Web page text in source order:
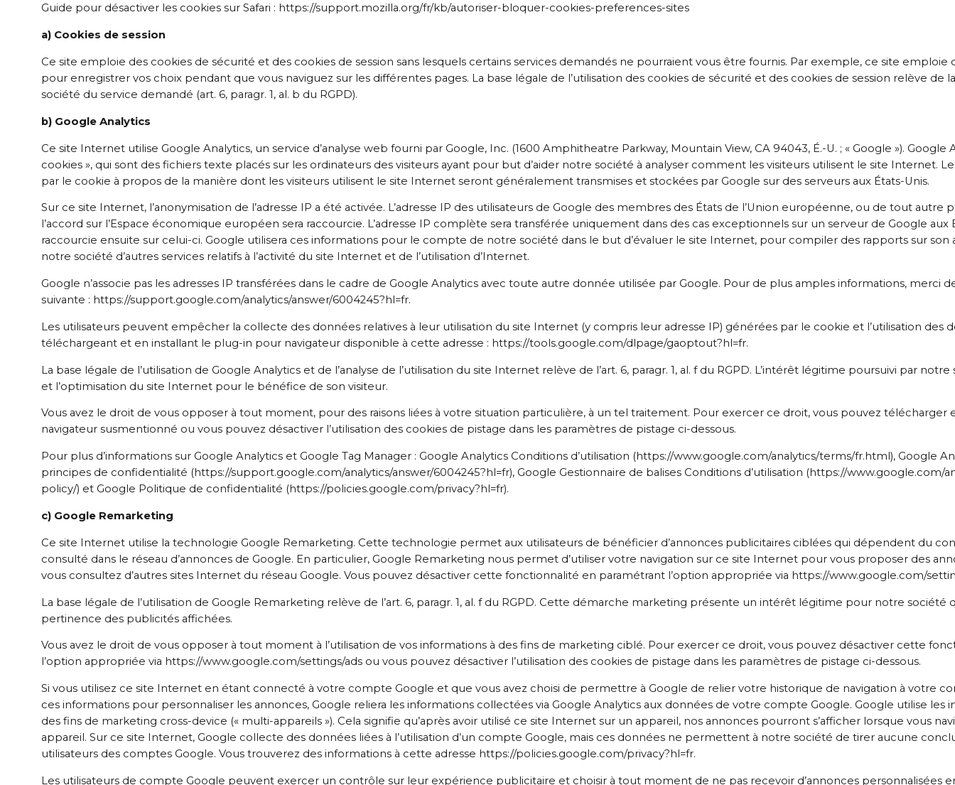
Guide pour désactiver les cookies sur Safari : https://support.mozilla.org/fr/kb/autoriser-bloquer-cookies-preferences-sites
a) Cookies de session
Ce site emploie des cookies de sécurité et des cookies de session sans lesquels certains services demandés ne pourraient vous être fournis. Par exemple, ce site emploie
pour enregistrer vos choix pendant que vous naviguez sur les différentes pages. La base légale de l’utilisation des cookies de sécurité et des cookies de session relève de
société du service demandé (art. 6, paragr. 1, al. b du RGPD).
b) Google Analytics
Ce site Internet utilise Google Analytics, un service d’analyse web fourni par Google, Inc. (1600 Amphitheatre Parkway, Mountain View, CA 94043, É.-U. ; « Google »). Google
cookies », qui sont des fichiers texte placés sur les ordinateurs des visiteurs ayant pour but d’aider notre société à analyser comment les visiteurs utilisent le site Internet.
par le cookie à propos de la manière dont les visiteurs utilisent le site Internet seront généralement transmises et stockées par Google sur des serveurs aux États-Unis.
Sur ce site Internet, l’anonymisation de l’adresse IP a été activée. L’adresse IP des utilisateurs de Google des membres des États de l’Union européenne, ou de tout autre
l’accord sur l’Espace économique européen sera raccourcie. L’adresse IP complète sera transférée uniquement dans des cas exceptionnels sur un serveur de Google aux
raccourcie ensuite sur celui-ci. Google utilisera ces informations pour le compte de notre société dans le but d’évaluer le site Internet, pour compiler des rapports sur son
notre société d’autres services relatifs à l’activité du site Internet et de l’utilisation d’Internet.
Google n’associe pas les adresses IP transférées dans le cadre de Google Analytics avec toute autre donnée utilisée par Google. Pour de plus amples informations, merci
suivante : https://support.google.com/analytics/answer/6004245?hl=fr.
Les utilisateurs peuvent empêcher la collecte des données relatives à leur utilisation du site Internet (y compris leur adresse IP) générées par le cookie et l’utilisation des
téléchargeant et en installant le plug-in pour navigateur disponible à cette adresse : https://tools.google.com/dlpage/gaoptout?hl=fr.
La base légale de l’utilisation de Google Analytics et de l’analyse de l’utilisation du site Internet relève de l’art. 6, paragr. 1, al. f du RGPD. L’intérêt légitime poursuivi par
et l’optimisation du site Internet pour le bénéfice de son visiteur.
Vous avez le droit de vous opposer à tout moment, pour des raisons liées à votre situation particulière, à un tel traitement. Pour exercer ce droit, vous pouvez
navigateur susmentionné ou vous pouvez désactiver l’utilisation des cookies de pistage dans les paramètres de pistage ci-dessous.
Pour plus d’informations sur Google Analytics et Google Tag Manager : Google Analytics Conditions d’utilisation (https://www.google.com/analytics/terms/fr.html), Google
principes de confidentialité (https://support.google.com/analytics/answer/6004245?hl=fr), Google Gestionnaire de balises Conditions d’utilisation (https://www.google.com/
policy/) et Google Politique de confidentialité (https://policies.google.com/privacy?hl=fr).
c) Google Remarketing
Ce site Internet utilise la technologie Google Remarketing. Cette technologie permet aux utilisateurs de bénéficier d’annonces publicitaires ciblées qui dépendent du
consulté dans le réseau d’annonces de Google. En particulier, Google Remarketing nous permet d’utiliser votre navigation sur ce site Internet pour vous proposer des
vous consultez d’autres sites Internet du réseau Google. Vous pouvez désactiver cette fonctionnalité en paramétrant l’option appropriée via https://www.google.com/
La base légale de l’utilisation de Google Remarketing relève de l’art. 6, paragr. 1, al. f du RGPD. Cette démarche marketing présente un intérêt légitime pour notre société
pertinence des publicités affichées.
Vous avez le droit de vous opposer à tout moment à l’utilisation de vos informations à des fins de marketing ciblé. Pour exercer ce droit, vous pouvez désactiver cette
l’option appropriée via https://www.google.com/settings/ads ou vous pouvez désactiver l’utilisation des cookies de pistage dans les paramètres de pistage ci-dessous.
Si vous utilisez ce site Internet en étant connecté à votre compte Google et que vous avez choisi de permettre à Google de relier votre historique de navigation à votre
ces informations pour personnaliser les annonces, Google reliera les informations collectées via Google Analytics aux données de votre compte Google. Google utilise les
des fins de marketing cross-device (« multi-appareils »). Cela signifie qu’après avoir utilisé ce site Internet sur un appareil, nos annonces pourront s’afficher lorsque vous
appareil. Sur ce site Internet, Google collecte des données liées à l’utilisation d’un compte Google, mais ces données ne permettent à notre société de tirer aucune
utilisateurs des comptes Google. Vous trouverez des informations à cette adresse https://policies.google.com/privacy?hl=fr.
Les utilisateurs de compte Google peuvent exercer un contrôle sur leur expérience publicitaire et choisir à tout moment de ne pas recevoir d’annonces personnalisées